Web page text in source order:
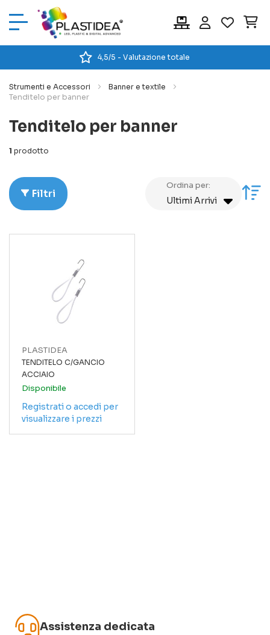
4,5/5 - Valutazione totale
Strumenti e Accessori Banner e textile
Tenditelo per banner
Tenditelo per banner
1 prodotto
Filtri
Ordina per:
PLASTIDEA
TENDITELO C/GANCIO
ACCIAIO
Disponibile
Registrati o accedi per
visualizzare i prezzi
Assistenza dedicata